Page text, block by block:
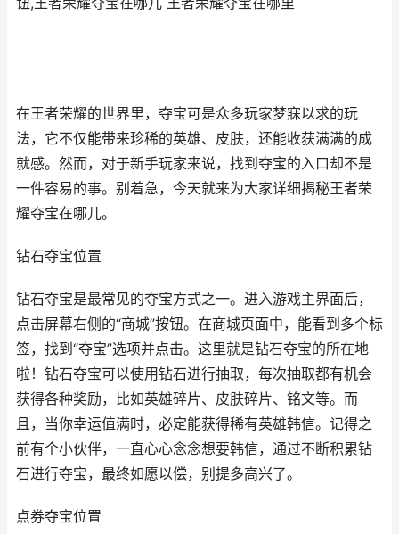
在王者荣耀的世界里，夺宝可是众多玩家梦寐以求的玩
法，它不仅能带来珍稀的英雄、皮肤，还能收获满满的成
就感。然而，对于新手玩家来说，找到夺宝的入口却不是
一件容易的事。别着急，今天就来为大家详细揭秘王者荣
耀夺宝在哪儿。
钻石夺宝位置
钻石夺宝是最常见的夺宝方式之一。进入游戏主界面后，
点击屏幕右侧的“商城”按钮。在商城页面中，能看到多个标
签，找到“夺宝”选项并点击。这里就是钻石夺宝的所在地
啦！钻石夺宝可以使用钻石进行抽取，每次抽取都有机会
获得各种奖励，比如英雄碎片、皮肤碎片、铭文等。而
且，当你幸运值满时，必定能获得稀有英雄韩信。记得之
前有个小伙伴，一直心心念念想要韩信，通过不断积累钻
石进行夺宝，最终如愿以偿，别提多高兴了。
点券夺宝位置